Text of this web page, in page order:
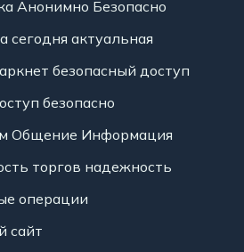
Анонимно Безопасно
сегодня актуальная
безопасный доступ
безопасно
Общение Информация
торгов надежность
операции
сайт